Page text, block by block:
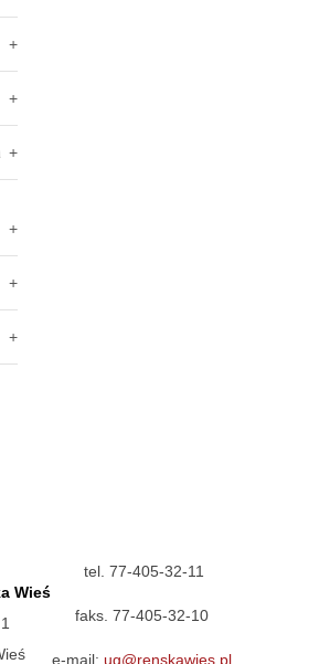
Wieś
tel. 77-405-32-11
faks. 77-405-32-10
e-mail: ug@renskawies.pl